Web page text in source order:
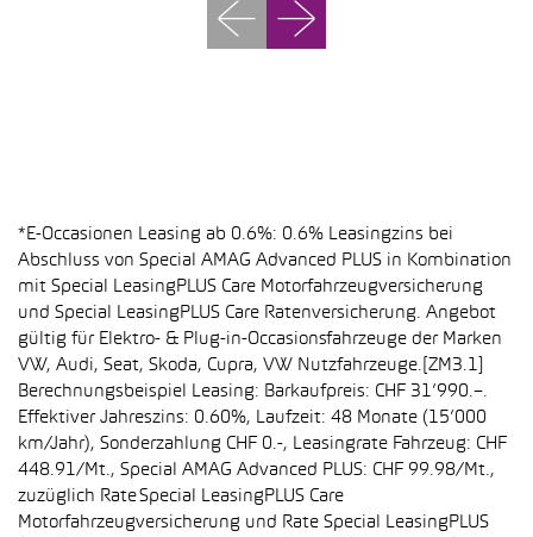
*E-Occasionen Leasing ab 0.6%: 0.6% Leasingzins bei
Abschluss von Special AMAG Advanced PLUS in Kombination
mit Special LeasingPLUS Care Motorfahrzeugversicherung
und Special LeasingPLUS Care Ratenversicherung. Angebot
gültig für Elektro- & Plug-in-Occasionsfahrzeuge der Marken
VW, Audi, Seat, Skoda, Cupra, VW Nutzfahrzeuge.[ZM3.1]
Berechnungsbeispiel Leasing: Barkaufpreis: CHF 31’990.–.
Effektiver Jahreszins: 0.60%, Laufzeit: 48 Monate (15’000
km/Jahr), Sonderzahlung CHF 0.-, Leasingrate Fahrzeug: CHF
448.91/Mt., Special AMAG Advanced PLUS: CHF 99.98/Mt.,
zuzüglich Rate Special LeasingPLUS Care
Motorfahrzeugversicherung und Rate Special LeasingPLUS